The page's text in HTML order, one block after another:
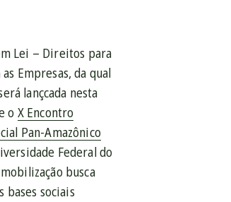
Lei – Direitos para
Empresas, da qual
lançcada nesta
o X Encontro
Pan-Amazônico
Federal do
busca
bases sociais